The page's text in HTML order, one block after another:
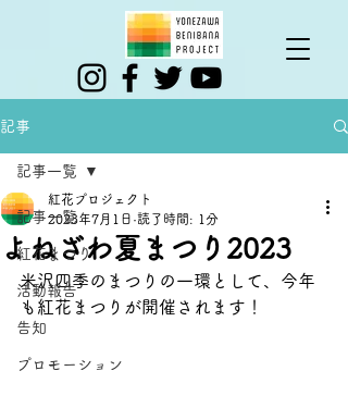
記事
記事一覧
紅花まつり
活動報告
告知
プロモーション
記事一覧
よねざわ夏まつり2023
紅花プロジェクト
2023年7月1日 読了時間: 1分
米沢四季のまつりの一環として、今年
も紅花まつりが開催されます！